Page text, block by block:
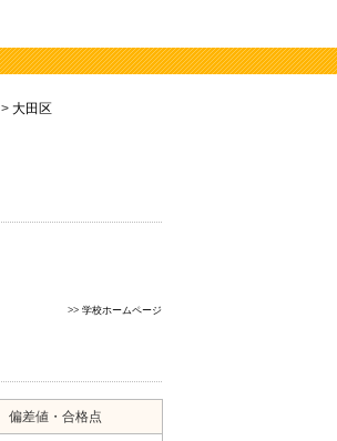
> 大田区
>> 学校ホームページ
偏差値・合格点